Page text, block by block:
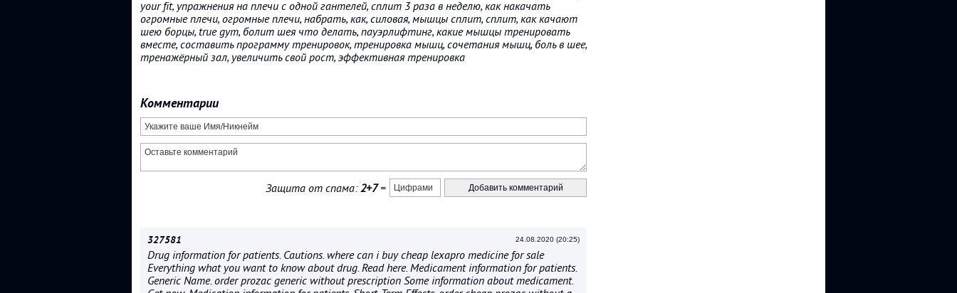
your fit, упражнения на плечи с одной гантелей, сплит 3 раза в неделю, как накачать
огромные плечи, огромные плечи, набрать, как, силовая, мышцы сплит, сплит, как качают
шею борцы, true gym, болит шея что делать, пауэрлифтинг, какие мышцы тренировать
вместе, составить программу тренировок, тренировка мышц, сочетания мышц, боль в шее,
тренажёрный зал, увеличить свой рост, эффективная тренировка
Комментарии
Защита от спама:2+7=
327581 24.08.2020 (20:25)
Drug information for patients. Cautions. where can i buy cheap lexapro medicine for sale
Everything what you want to know about drug. Read here. Medicament information for patients.
Generic Name. order prozac generic without prescription Some information about medicament.